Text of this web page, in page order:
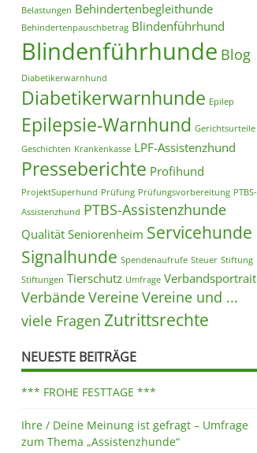
Belastungen Behindertenbegleithunde
Behindertenpauschbetrag Blindenführhund
Blindenführhunde Blog
Diabetikerwarnhund
Diabetikerwarnhunde Epilep
Epilepsie-Warnhund Gerichtsurteile
Geschichten Krankenkasse LPF-Assistenzhund
Presseberichte Profihund
ProjektSuperhund Prüfung Prüfungsvorbereitung PTBS-
Assistenzhund PTBS-Assistenzhunde
Qualität Seniorenheim Servicehunde
Signalhunde Spendenaufrufe Steuer Stiftung
Stiftungen Tierschutz Umfrage Verbandsportrait
VerbändeVereineVereine und ...
viele Fragen Zutrittsrechte
NEUESTE BEITRÄGE
*** FROHE FESTTAGE ***
Ihre / Deine Meinung ist gefragt – Umfrage
zum Thema „Assistenzhunde“